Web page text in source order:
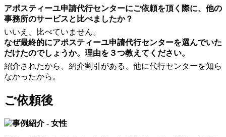
アポスティーユ申請代行センターにご依頼を頂く際に、他の
事務所のサービスと比べましたか？
いいえ、比べていません。
なぜ最終的にアポスティーユ申請代行センターを選んでいた
だけたのでしょうか。理由を３つ教えてください。
紹介されたから、紹介割引がある、他に代行センターを知ら
なかったから。
ご依頼後